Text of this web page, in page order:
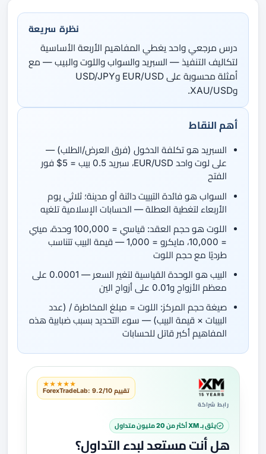
نظرة سريعة
درس مرجعي واحد يغطي المفاهيم الأربعة الأساسية
لتكاليف التنفيذ — السبريد والسواب واللوت والبيب — مع
أمثلة محسوبة على EUR/USD وUSD/JPY
وXAU/USD.
أهم النقاط
السبريد هو تكلفة الدخول (فرق العرض/الطلب) —
على لوت واحد EUR/USD، سبريد 0.5 بيب = 5$ فور
الفتح
السواب هو فائدة التبييت دائنة أو مدينة؛ ثلاثي يوم
الأربعاء لتغطية العطلة — الحسابات الإسلامية تلغيه
اللوت هو حجم العقد: قياسي = 100,000 وحدة، ميني
= 10,000، مايكرو = 1,000 — قيمة البيب تتناسب
طرديًا مع حجم اللوت
البيب هو الوحدة القياسية لتغير السعر — 0.0001 على
معظم الأزواج و0.01 على أزواج الين
صيغة حجم المركز: اللوت = مبلغ المخاطرة / (عدد
البيبات × قيمة البيب) — سوء التحديد بسبب ضبابية هذه
المفاهيم أكبر قاتل للحسابات
رابط شراكة
★★★★★
تقييم ForexTradeLab: 9.2/10
يثق بـ XM أكثر من 20 مليون متداول
هل أنت مستعد لبدء التداول؟